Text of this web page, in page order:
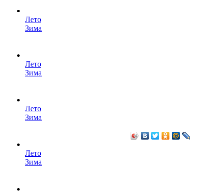
Лето
Зима
Лето
Зима
Лето
Зима
Лето
Зима